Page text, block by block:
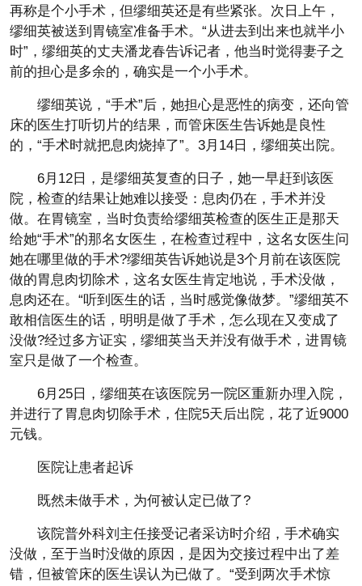
再称是个小手术，但缪细英还是有些紧张。次日上午，
缪细英被送到胃镜室准备手术。“从进去到出来也就半小
时”，缪细英的丈夫潘龙春告诉记者，他当时觉得妻子之
前的担心是多余的，确实是一个小手术。
缪细英说，“手术”后，她担心是恶性的病变，还向管
床的医生打听切片的结果，而管床医生告诉她是良性
的，“手术时就把息肉烧掉了”。3月14日，缪细英出院。
6月12日，是缪细英复查的日子，她一早赶到该医
院，检查的结果让她难以接受：息肉仍在，手术并没
做。在胃镜室，当时负责给缪细英检查的医生正是那天
给她“手术”的那名女医生，在检查过程中，这名女医生问
她在哪里做的手术?缪细英告诉她说是3个月前在该医院
做的胃息肉切除术，这名女医生肯定地说，手术没做，
息肉还在。“听到医生的话，当时感觉像做梦。”缪细英不
敢相信医生的话，明明是做了手术，怎么现在又变成了
没做?经过多方证实，缪细英当天并没有做手术，进胃镜
室只是做了一个检查。
6月25日，缪细英在该医院另一院区重新办理入院，
并进行了胃息肉切除手术，住院5天后出院，花了近9000
元钱。
医院让患者起诉
既然未做手术，为何被认定已做了?
该院普外科刘主任接受记者采访时介绍，手术确实
没做，至于当时没做的原因，是因为交接过程中出了差
错，但被管床的医生误认为已做了。“受到两次手术惊